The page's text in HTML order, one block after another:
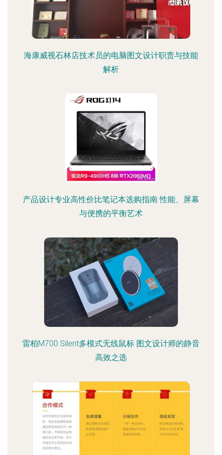
海康威视石林店技术员的电脑图文设计职责与技能
解析
产品设计专业高性价比笔记本选购指南 性能、屏幕
与便携的平衡艺术
雷柏M700 Silent多模式无线鼠标 图文设计师的静音
高效之选